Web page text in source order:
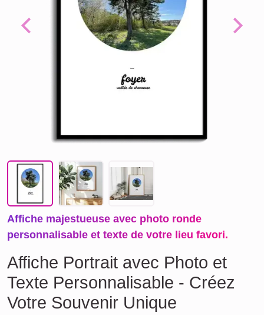
Previous Next
Affiche majestueuse avec photo ronde
personnalisable et texte de votre lieu favori.
Affiche Portrait avec Photo et
Texte Personnalisable - Créez
Votre Souvenir Unique